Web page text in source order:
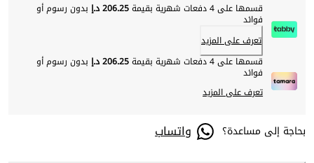
قسمها على 4 دفعات شهرية بقيمة 206.25 د.إ بدون رسوم أو
فوائد
تعرف على المزيد
قسمها على 4 دفعات شهرية بقيمة
206.25 د.إ بدون رسوم أو
فوائد
تعرف على المزيد
بحاجة إلى مساعدة؟ واتساب